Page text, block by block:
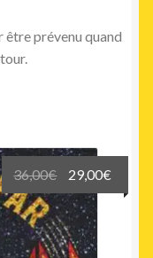
prévenu quand
36,00€
Le
prix
initial
était :
29,00€
prix